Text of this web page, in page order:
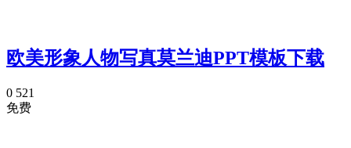
欧美形象人物写真莫兰迪PPT模板下载
0 521
免费